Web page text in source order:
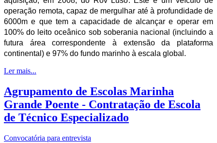
operação remota, capaz de mergulhar até à profundidade de
6000m e que tem a capacidade de alcançar e operar em
100% do leito oceânico sob soberania nacional (incluindo a
futura área correspondente à extensão da plataforma
continental) e 97% do fundo marinho à escala global.
Ler mais...
Agrupamento de Escolas Marinha
Grande Poente - Contratação de Escola
de Técnico Especializado
Convocatória para entrevista